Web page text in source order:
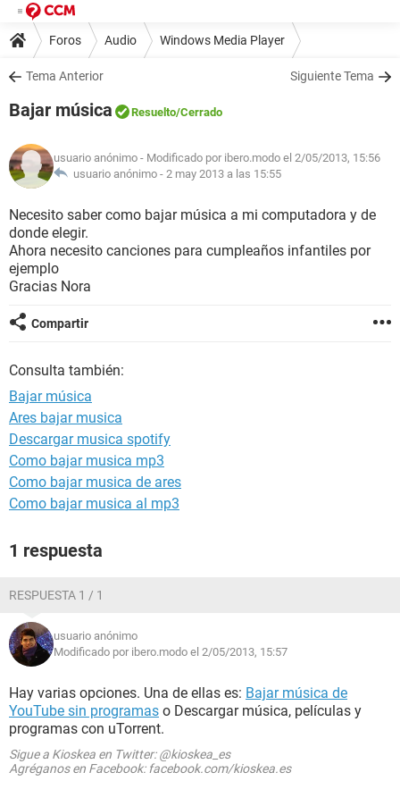
Foros Audio Windows Media Player
Tema Anterior Siguiente Tema
Bajar música Resuelto/Cerrado
usuario anónimo - Modificado por ibero.modo el 2/05/2013, 15:56
usuario anónimo - 2 may 2013 a las 15:55
Necesito saber como bajar música a mi computadora y de
donde elegir.
Ahora necesito canciones para cumpleaños infantiles por
ejemplo
Gracias Nora
Compartir
Consulta también:
Bajar música
Ares bajar musica
Descargar musica spotify
Como bajar musica mp3
Como bajar musica de ares
Como bajar musica al mp3
1 respuesta
RESPUESTA 1 / 1
usuario anónimo
Modificado por ibero.modo el 2/05/2013, 15:57
Hay varias opciones. Una de ellas es: Bajar música de
YouTube sin programas o Descargar música, películas y
programas con uTorrent.
Sigue a Kioskea en Twitter: @kioskea_es
Agréganos en Facebook: facebook.com/kioskea.es